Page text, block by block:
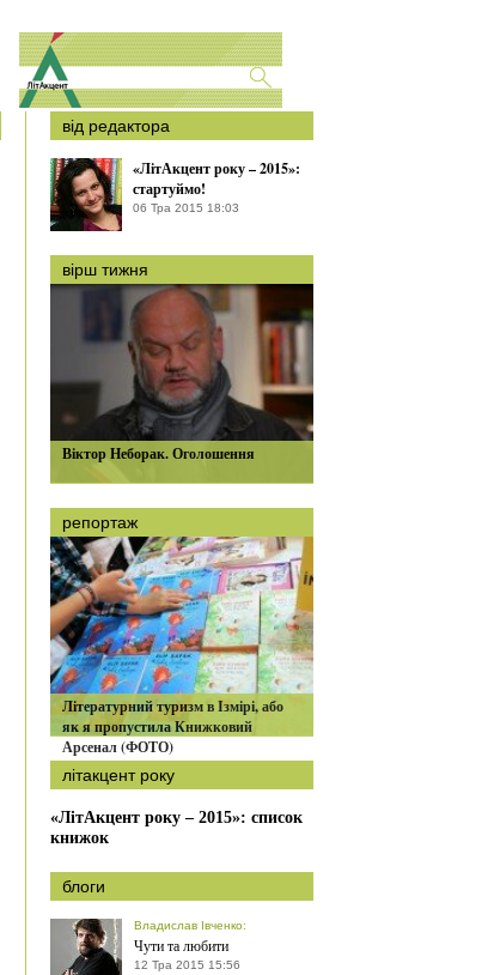
від редактора
«ЛітАкцент року – 2015»:
стартуймо!
06 Тра 2015 18:03
вірш тижня
Віктор Неборак. Оголошення
репортаж
Літературний туризм в Ізмірі, або
як я пропустила Книжковий
Арсенал (ФОТО)
літакцент року
«ЛітАкцент року – 2015»: список
книжок
блоги
Владислав Івченко:
Чути та любити
12 Тра 2015 15:56